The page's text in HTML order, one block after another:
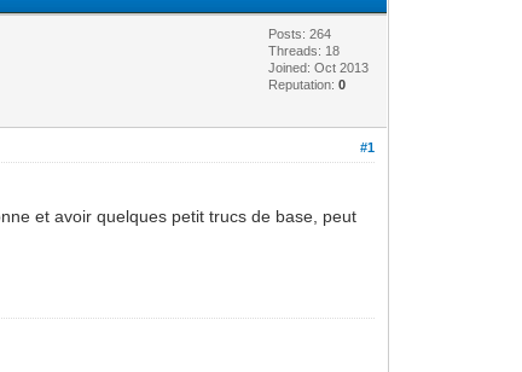
Posts: 264
Threads: 18
Joined: Oct 2013
Reputation:0
#1
et avoir quelques petit trucs de base, peut